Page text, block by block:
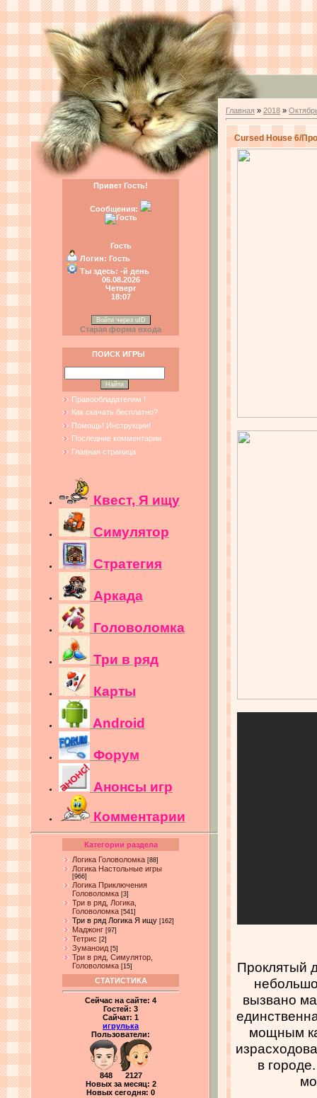
Привет Гость!
Сообщения:
Гость
Логин: Гость
Ты здесь: -й день
06.08.2026
Четверг
18:07
Войти через uID
Старая форма входа
ПОИСК ИГРЫ
Правообладателям !
Как скачать бесплатно?
Помощь! Инструкции!
Последние комментарии
Главная страница
Квест, Я ищу
Симулятор
Стратегия
Аркада
Головоломка
Три в ряд
Карты
Android
Форум
Анонсы игр
Комментарии
Категории раздела
Логика Головоломка [88]
Логика Настольные игры
[966]
Логика Приключения
Головоломка [3]
Три в ряд, Логика,
Головоломка [541]
Три в ряд Логика Я ищу [162]
Маджонг [97]
Тетрис [2]
Зуманоид [5]
Три в ряд, Симулятор,
Головоломка [15]
СТАТИСТИКА
Сейчас на сайте: 4
Гостей: 3
Сайчат: 1
игрулька
Пользователи:
848 2127
Новых за месяц: 2
Новых сегодня: 0
Главная » 2018 »
Cursed House 6/
Проклятый
вызвано
мощным
в